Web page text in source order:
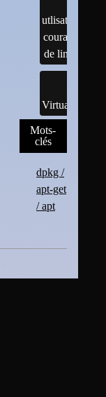
utlisation
courante
de linux
Virtualisation
Mots-
clés
dpkg /
apt-get
/ apt